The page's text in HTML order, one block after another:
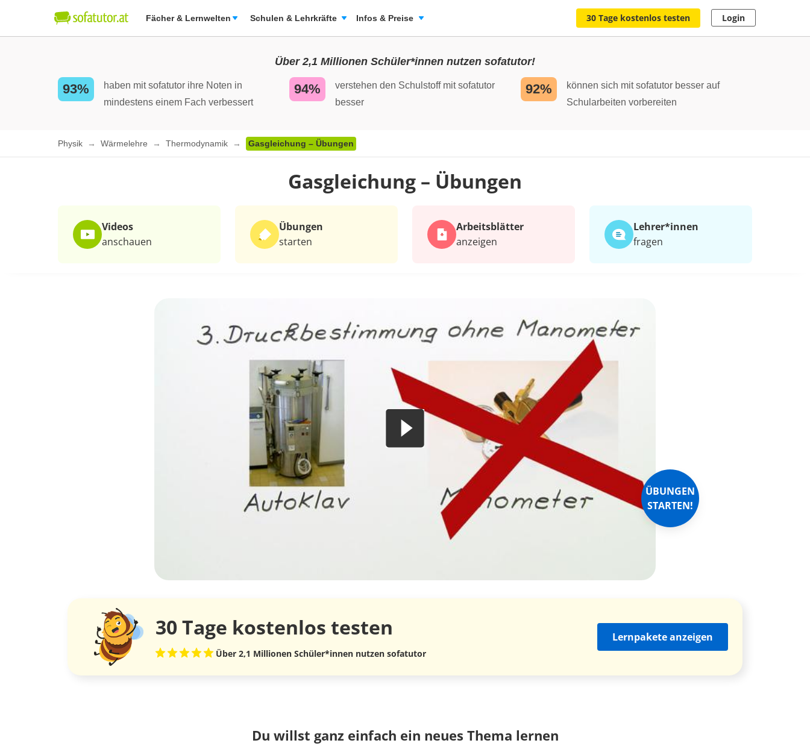
Fächer & Lernwelten Schulen & Lehrkräfte Infos & Preise 30 Tage kostenlos testen Login
Über 2,1 Millionen Schüler*innen nutzen sofatutor!
93%
haben mit sofatutor ihre Noten in
mindestens einem Fach verbessert
94%
verstehen den Schulstoff mit sofatutor
besser
92%
können sich mit sofatutor besser auf
Schularbeiten vorbereiten
Physik Wärmelehre Thermodynamik Gasgleichung – Übungen
Gasgleichung – Übungen
Videos
anschauen
Übungen
starten
Arbeits­blätter
anzeigen
Lehrer*​innen
fragen
ÜBUNGEN
STARTEN!
30 Tage kostenlos testen
Über 2,1 Millionen Schüler*innen nutzen sofatutor
Lernpakete anzeigen
Du willst ganz einfach ein neues Thema lernen